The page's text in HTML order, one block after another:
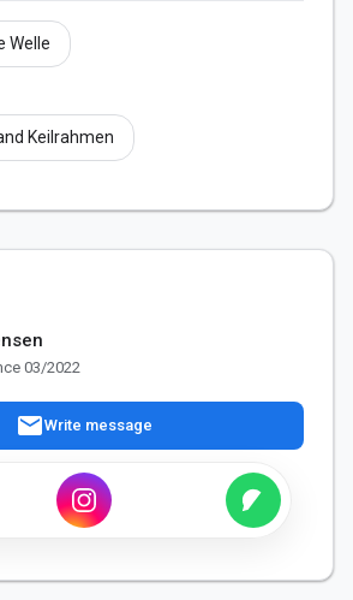
Welle
Keilrahmen
03/2022
mailWrite message